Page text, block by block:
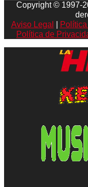
Copyright © 1997-
Aviso Legal
Política de